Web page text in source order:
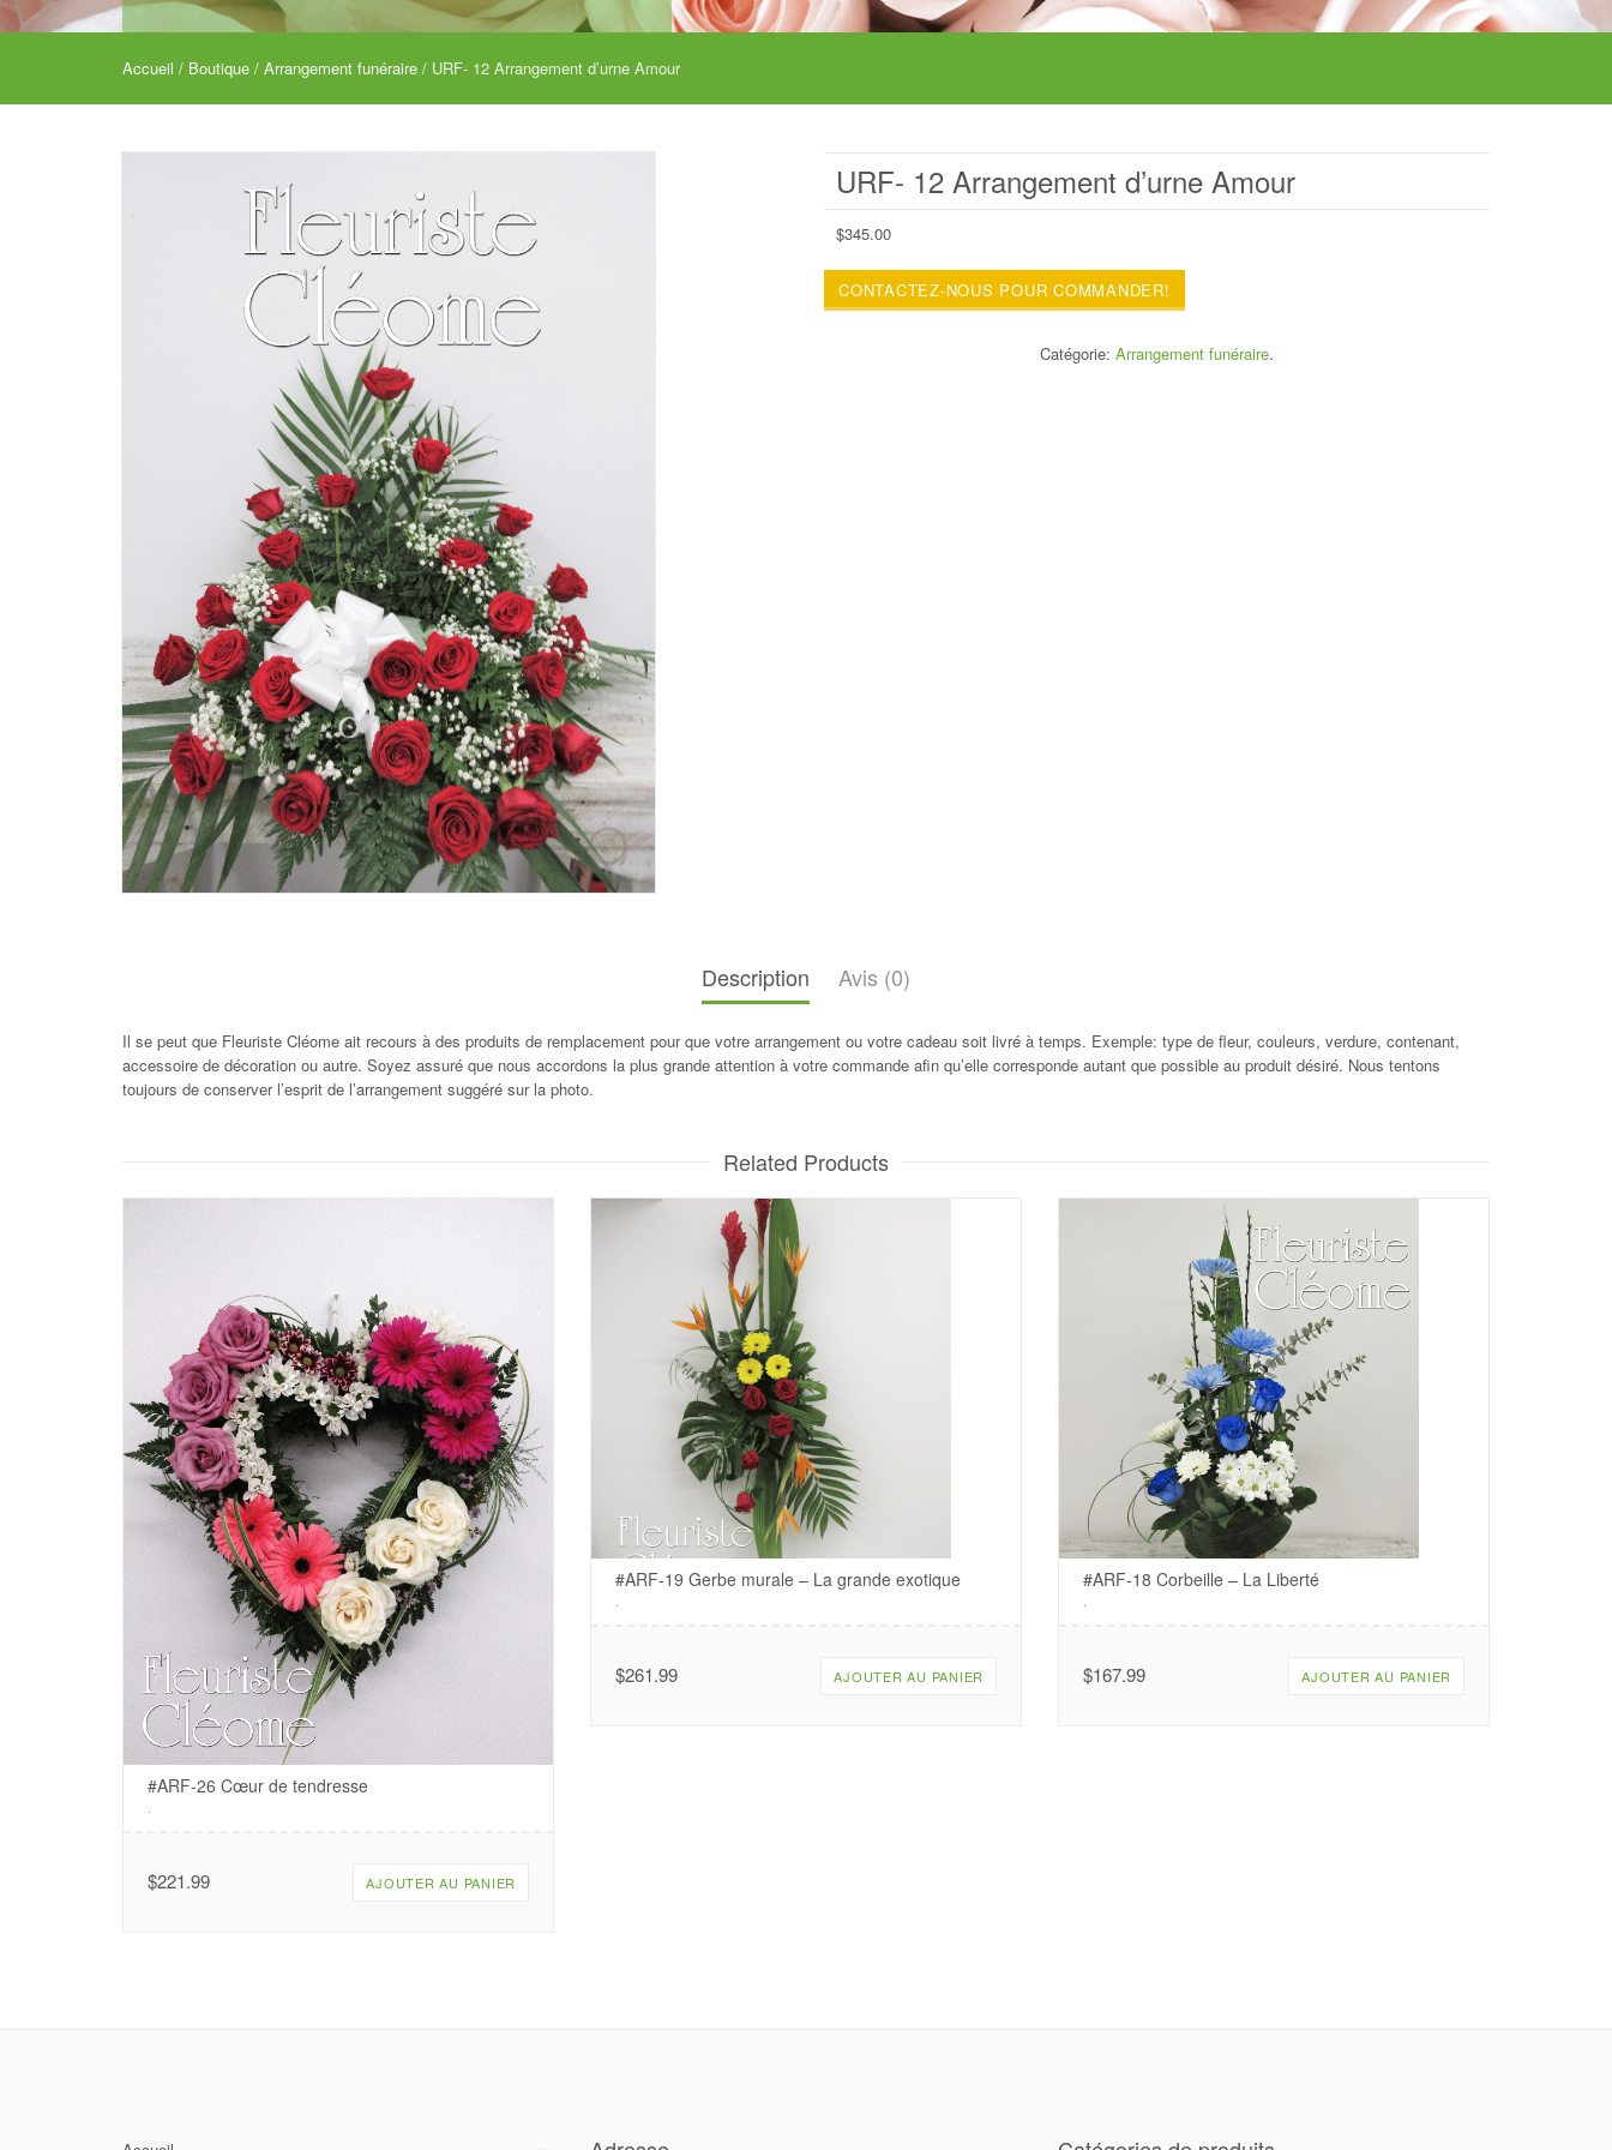
Accueil / Boutique / Arrangement funéraire / URF- 12 Arrangement d’urne Amour
URF- 12 Arrangement d’urne Amour
$345.00
CONTACTEZ-NOUS POUR COMMANDER!
Catégorie: Arrangement funéraire.
Description Avis (0)
Il se peut que Fleuriste Cléome ait recours à des produits de remplacement pour que votre arrangement ou votre cadeau soit livré à temps. Exemple: type de fleur, couleurs, verdure, contenant,
accessoire de décoration ou autre. Soyez assuré que nous accordons la plus grande attention à votre commande afin qu’elle corresponde autant que possible au produit désiré. Nous tentons
toujours de conserver l’esprit de l’arrangement suggéré sur la photo.
Related Products
#ARF-26 Cœur de tendresse
$221.99 AJOUTER AU PANIER
#ARF-19 Gerbe murale – La grande exotique
$261.99 AJOUTER AU PANIER
#ARF-18 Corbeille – La Liberté
$167.99 AJOUTER AU PANIER